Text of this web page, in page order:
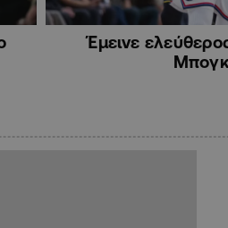
Έμεινε